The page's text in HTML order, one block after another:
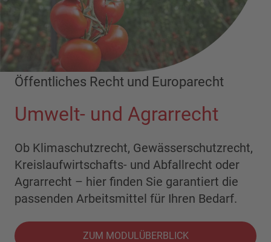
Öffentliches Recht und Europarecht
Umwelt- und Agrarrecht
Ob Klimaschutzrecht, Gewässerschutzrecht,
Kreislaufwirtschafts- und Abfallrecht oder
Agrarrecht – hier finden Sie garantiert die
passenden Arbeitsmittel für Ihren Bedarf.
ZUM MODULÜBERBLICK